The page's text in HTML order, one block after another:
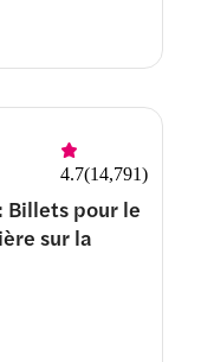
4.7(14,791)
Billets pour le
sur la